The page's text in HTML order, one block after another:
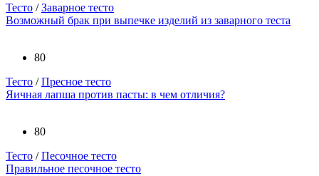
Тесто /Заварное тесто
Возможный брак при выпечке изделий из заварного теста
80
Тесто /Пресное тесто
Яичная лапша против пасты: в чем отличия?
80
Тесто /Песочное тесто
Правильное песочное тесто